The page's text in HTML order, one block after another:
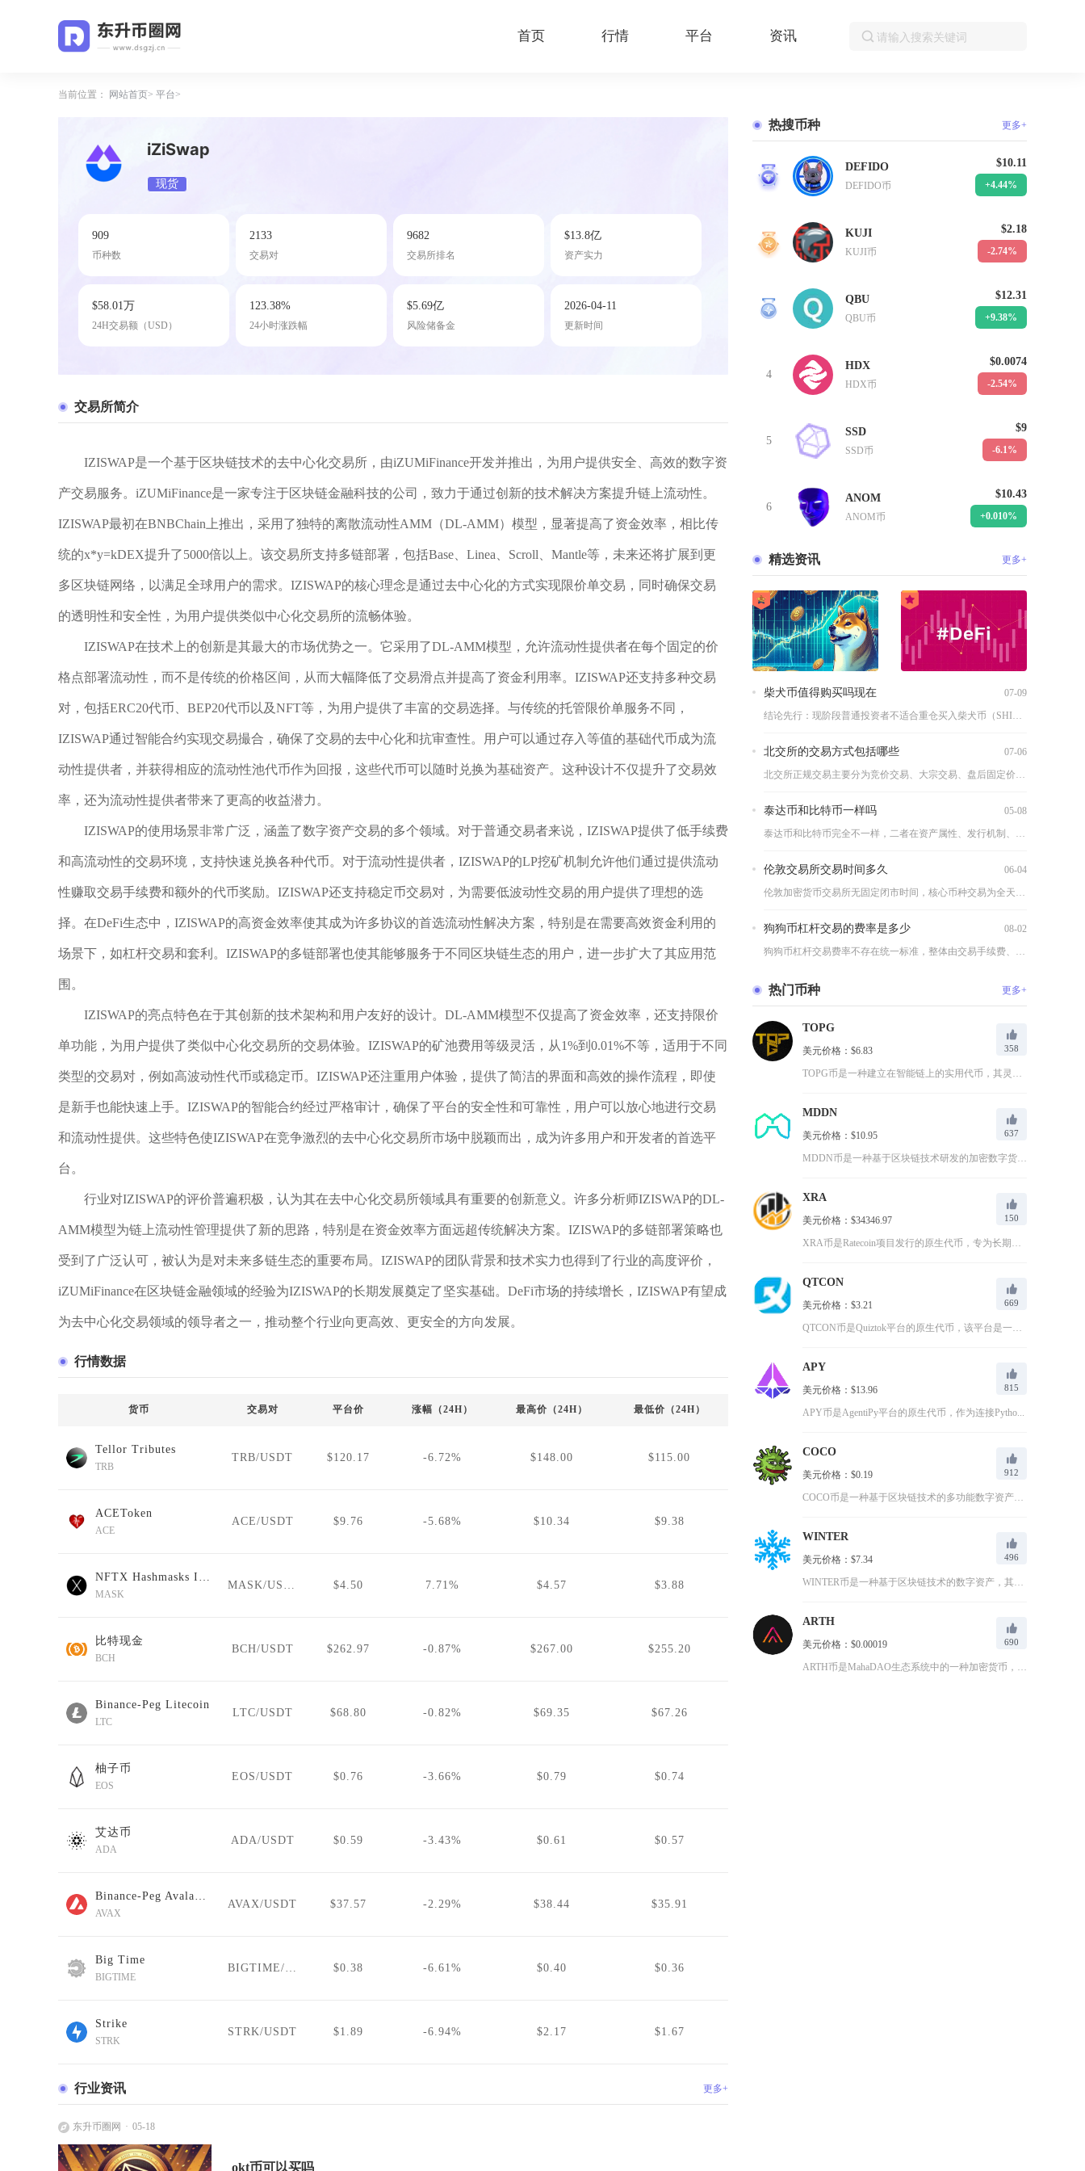
首页 行情 平台 资讯
当前位置： 网站首页 平台
iZiSwap
现货
909
币种数
2133
交易对
9682
交易所排名
$13.8亿
资产实力
$58.01万
24H交易额（USD）
123.38%
24小时涨跌幅
$5.69亿
风险储备金
2026-04-11
更新时间
交易所简介
IZISWAP是一个基于区块链技术的去中心化交易所，由iZUMiFinance开发并推出，为用户提供安全、高效的数字资
产交易服务。iZUMiFinance是一家专注于区块链金融科技的公司，致力于通过创新的技术解决方案提升链上流动性。
IZISWAP最初在BNBChain上推出，采用了独特的离散流动性AMM（DL-AMM）模型，显著提高了资金效率，相比传
统的x*y=kDEX提升了5000倍以上。该交易所支持多链部署，包括Base、Linea、Scroll、Mantle等，未来还将扩展到更
多区块链网络，以满足全球用户的需求。IZISWAP的核心理念是通过去中心化的方式实现限价单交易，同时确保交易
的透明性和安全性，为用户提供类似中心化交易所的流畅体验。
IZISWAP在技术上的创新是其最大的市场优势之一。它采用了DL-AMM模型，允许流动性提供者在每个固定的价
格点部署流动性，而不是传统的价格区间，从而大幅降低了交易滑点并提高了资金利用率。IZISWAP还支持多种交易
对，包括ERC20代币、BEP20代币以及NFT等，为用户提供了丰富的交易选择。与传统的托管限价单服务不同，
IZISWAP通过智能合约实现交易撮合，确保了交易的去中心化和抗审查性。用户可以通过存入等值的基础代币成为流
动性提供者，并获得相应的流动性池代币作为回报，这些代币可以随时兑换为基础资产。这种设计不仅提升了交易效
率，还为流动性提供者带来了更高的收益潜力。
IZISWAP的使用场景非常广泛，涵盖了数字资产交易的多个领域。对于普通交易者来说，IZISWAP提供了低手续费
和高流动性的交易环境，支持快速兑换各种代币。对于流动性提供者，IZISWAP的LP挖矿机制允许他们通过提供流动
性赚取交易手续费和额外的代币奖励。IZISWAP还支持稳定币交易对，为需要低波动性交易的用户提供了理想的选
择。在DeFi生态中，IZISWAP的高资金效率使其成为许多协议的首选流动性解决方案，特别是在需要高效资金利用的
场景下，如杠杆交易和套利。IZISWAP的多链部署也使其能够服务于不同区块链生态的用户，进一步扩大了其应用范
围。
IZISWAP的亮点特色在于其创新的技术架构和用户友好的设计。DL-AMM模型不仅提高了资金效率，还支持限价
单功能，为用户提供了类似中心化交易所的交易体验。IZISWAP的矿池费用等级灵活，从1%到0.01%不等，适用于不同
类型的交易对，例如高波动性代币或稳定币。IZISWAP还注重用户体验，提供了简洁的界面和高效的操作流程，即使
是新手也能快速上手。IZISWAP的智能合约经过严格审计，确保了平台的安全性和可靠性，用户可以放心地进行交易
和流动性提供。这些特色使IZISWAP在竞争激烈的去中心化交易所市场中脱颖而出，成为许多用户和开发者的首选平
台。
行业对IZISWAP的评价普遍积极，认为其在去中心化交易所领域具有重要的创新意义。许多分析师IZISWAP的DL-
AMM模型为链上流动性管理提供了新的思路，特别是在资金效率方面远超传统解决方案。IZISWAP的多链部署策略也
受到了广泛认可，被认为是对未来多链生态的重要布局。IZISWAP的团队背景和技术实力也得到了行业的高度评价，
iZUMiFinance在区块链金融领域的经验为IZISWAP的长期发展奠定了坚实基础。DeFi市场的持续增长，IZISWAP有望成
为去中心化交易领域的领导者之一，推动整个行业向更高效、更安全的方向发展。
行情数据
货币 交易对 平台价 涨幅（24H） 最高价（24H） 最低价（24H）
Tellor Tributes
TRB
TRB/USDT $120.17 -6.72% $148.00 $115.00
ACEToken
ACE
ACE/USDT $9.76 -5.68% $10.34 $9.38
NFTX Hashmasks Index
MASK
MASK/USDT $4.50 7.71% $4.57 $3.88
比特现金
BCH
BCH/USDT $262.97 -0.87% $267.00 $255.20
Binance-Peg Litecoin
LTC
LTC/USDT $68.80 -0.82% $69.35 $67.26
柚子币
EOS
EOS/USDT $0.76 -3.66% $0.79 $0.74
艾达币
ADA
ADA/USDT $0.59 -3.43% $0.61 $0.57
Binance-Peg Avalanche
AVAX
AVAX/USDT $37.57 -2.29% $38.44 $35.91
Big Time
BIGTIME
BIGTIME/USDT $0.38 -6.61% $0.40 $0.36
Strike
STRK
STRK/USDT $1.89 -6.94% $2.17 $1.67
行业资讯 更多+
东升币圈网 05-18
okt币可以买吗
热搜币种 更多+
1
DEFIDO
DEFIDO币
$10.11
+4.44%
2
KUJI
KUJI币
$2.18
-2.74%
3
QBU
QBU币
$12.31
+9.38%
4
HDX
HDX币
$0.0074
-2.54%
5
SSD
SSD币
$9
-6.1%
6
ANOM
ANOM币
$10.43
+0.010%
精选资讯 更多+
柴犬币值得购买吗现在 07-09
结论先行：现阶段普通投资者不适合重仓买入柴犬币（SHIB），...
北交所的交易方式包括哪些 07-06
北交所正规交易主要分为竞价交易、大宗交易、盘后固定价格交易三...
泰达币和比特币一样吗 05-08
泰达币和比特币完全不一样，二者在资产属性、发行机制、价格表现...
伦敦交易所交易时间多久 06-04
伦敦加密货币交易所无固定闭市时间，核心币种交易为全天候24小...
狗狗币杠杆交易的费率是多少 08-02
狗狗币杠杆交易费率不存在统一标准，整体由交易手续费、资金费率...
热门币种 更多+
TOPG
美元价格：$6.83 358
TOPG币是一种建立在智能链上的实用代币，其灵感来自于Top...
MDDN
美元价格：$10.95 637
MDDN币是一种基于区块链技术研发的加密数字货币，通过技术创...
XRA
美元价格：$34346.97 150
XRA币是Ratecoin项目发行的原生代币，专为长期定向投...
QTCON
美元价格：$3.21 669
QTCON币是Quiztok平台的原生代币，该平台是一个基于...
APY
美元价格：$13.96 815
APY币是AgentiPy平台的原生代币，作为连接Pytho...
COCO
美元价格：$0.19 912
COCO币是一种基于区块链技术的多功能数字资产，最初设计为C...
WINTER
美元价格：$7.34 496
WINTER币是一种基于区块链技术的数字资产，其名称源自其与...
ARTH
美元价格：$0.00019 690
ARTH币是MahaDAO生态系统中的一种加密货币，扮演着价...